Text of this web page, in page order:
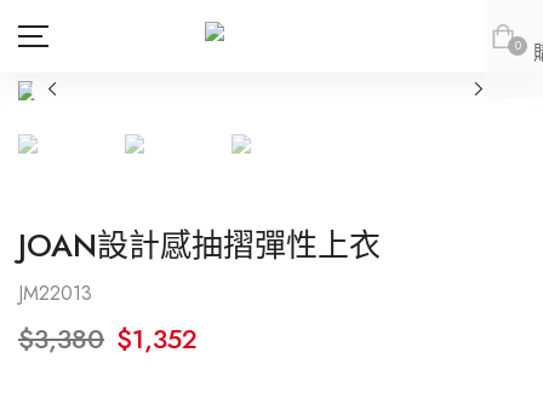
0
新品上市
JOAN
DITA
JOAN
上身
DITA
新品上市
JOAN
會員登出
JOAN設計感抽摺彈性上衣
JM22013
$3,380 $1,352